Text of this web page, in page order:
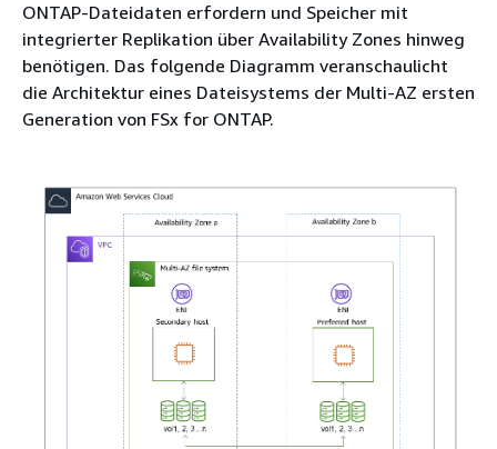
ONTAP-Dateidaten erfordern und Speicher mit
integrierter Replikation über Availability Zones hinweg
benötigen. Das folgende Diagramm veranschaulicht
die Architektur eines Dateisystems der Multi-AZ ersten
Generation von FSx for ONTAP.